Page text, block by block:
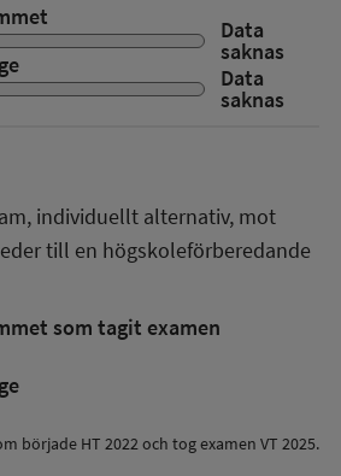
Data
saknas
Data
saknas
individuellt alternativ, mot
till en högskoleförberedande
som tagit examen
började HT 2022 och tog examen VT 2025.